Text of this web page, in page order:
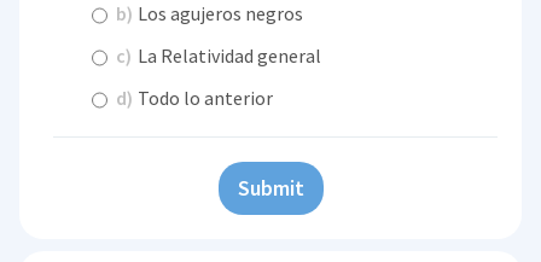
b) Los agujeros negros
c) La Relatividad general
d) Todo lo anterior
Submit